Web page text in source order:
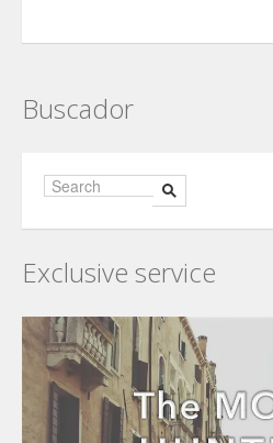
Buscador
Exclusive service